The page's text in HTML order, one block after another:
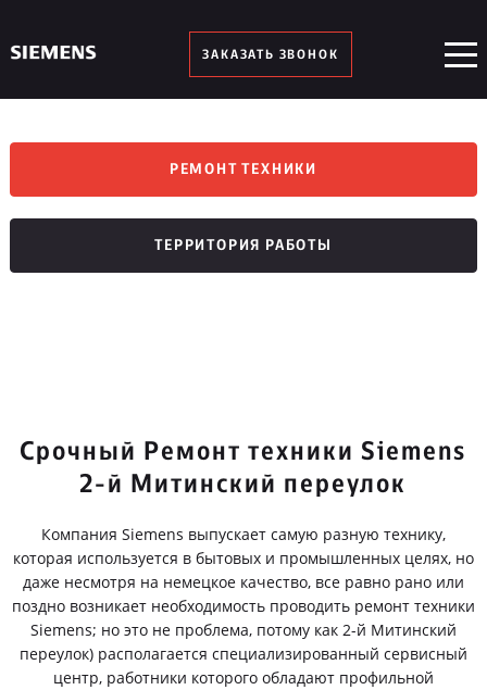
ЗАКАЗАТЬ ЗВОНОК
РЕМОНТ ТЕХНИКИ
ТЕРРИТОРИЯ РАБОТЫ
Срочный Ремонт техники Siemens
2-й Митинский переулок
Компания Siemens выпускает самую разную технику,
которая используется в бытовых и промышленных целях, но
даже несмотря на немецкое качество, все равно рано или
поздно возникает необходимость проводить ремонт техники
Siemens; но это не проблема, потому как 2-й Митинский
переулок) располагается специализированный сервисный
центр, работники которого обладают профильной